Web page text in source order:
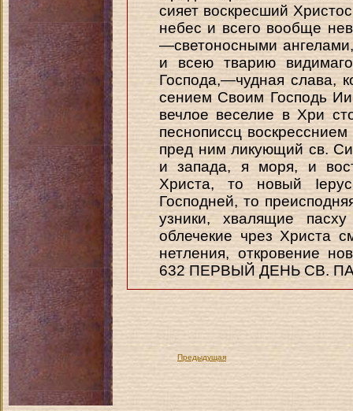
сияет воскресший
небес и всего вообще
—светоносными
и всею тварию
Господа,—чудная слава,
сением Своим Господь
вечлое веселие в Хри
песнописсц
пред ним ликующий св.
и запада, я моря, и
Христа, то новый
Господней, то
узники, хвалящие
облечекие чрез Христа
нетления, откровение
632 ПЕРВЫЙ ДЕНЬ СВ.
Предыдущая